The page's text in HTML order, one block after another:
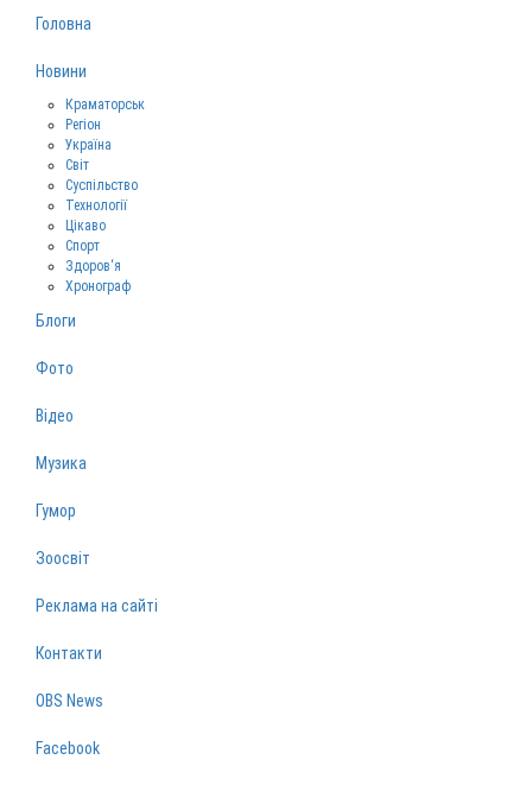
Головна
Новини
Краматорськ
Регіон
Україна
Світ
Суспільство
Технології
Цікаво
Спорт
Здоров‘я
Хронограф
Блоги
Фото
Відео
Музика
Гумор
Зоосвіт
Реклама на сайті
Контакти
OBS News
Facebook